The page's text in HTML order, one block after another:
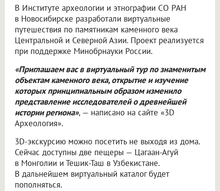
В Институте археологии и этнографии СО РАН
в Новосибирске разработали виртуальные
путешествия по памятникам каменного века
Центральной и Северной Азии. Проект реализуется
при поддержке Минобрнауки России.
«Приглашаем вас в виртуальный тур по знаменитым
объектам каменного века, открытие и изучение
которых принципиальным образом изменило
представление исследователей о древнейшей
истории региона», — написано на сайте «3D
Археология».
3D-экскурсию можно посетить не выходя из дома.
Сейчас доступны две пещеры — Цагаан-Агуй
в Монголии и Тешик-Таш в Узбекистане.
В дальнейшем виртуальный каталог будет
пополняться.